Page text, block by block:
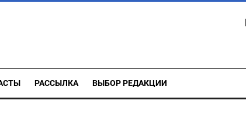
РАССЫЛКА ВЫБОР РЕДАКЦИИ